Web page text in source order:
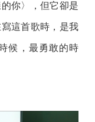
你〉，但它卻是
這首歌時，是我
候，最勇敢的時